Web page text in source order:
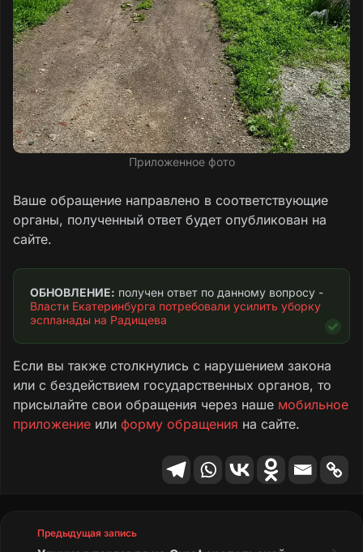
Приложенное фото
Ваше обращение направлено в соответствующие
органы, полученный ответ будет опубликован на
сайте.
ОБНОВЛЕНИЕ:
Власти Екатеринбурга потребовали усилить уборку
эспланады на Радищева
Если вы также столкнулись с нарушением закона
или с бездействием государственных органов, то
присылайте свои обращения через наше мобильное
приложение или форму обращения на сайте.
Предыдущая запись